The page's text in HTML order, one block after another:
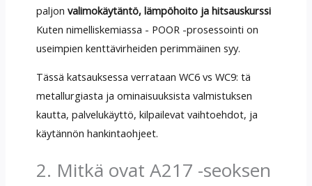
paljon valimokäytäntö, lämpöhoito ja hitsauskurssi
Kuten nimelliskemiassa - POOR -prosessointi on
useimpien kenttävirheiden perimmäinen syy.
Tässä katsauksessa verrataan WC6 vs WC9: tä
metallurgiasta ja ominaisuuksista valmistuksen
kautta, palvelukäyttö, kilpailevat vaihtoehdot, ja
käytännön hankintaohjeet.
2. Mitkä ovat A217 -seoksen